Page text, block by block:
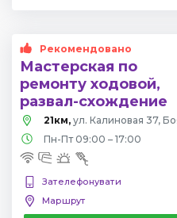
Рекомендовано
Мастерская по
ремонту ходовой,
развал-схождение
21км, ул. Калиновая 37,
Пн-Пт 09:00 – 17:00
Зателефонувати
Маршрут